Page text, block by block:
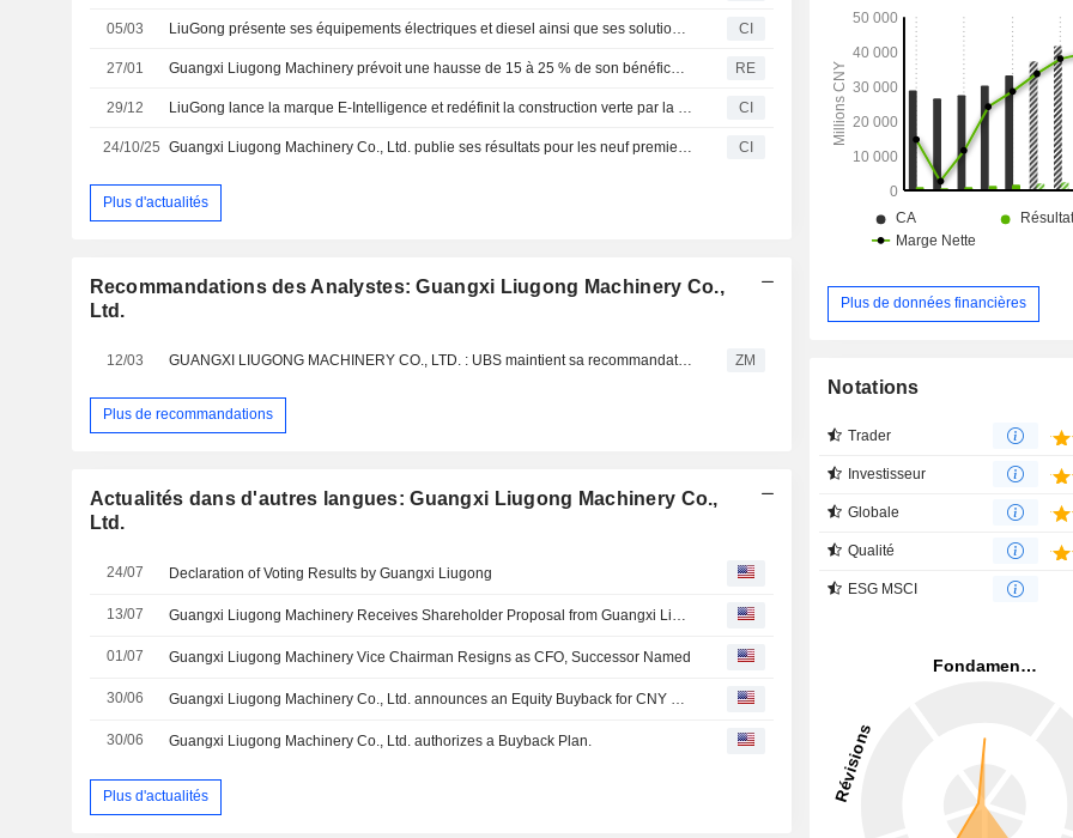
05/03 LiuGong présente ses équipements électriques et diesel ainsi que ses solutions intégrées au Conexpo-Con/Agg 2026 CI
27/01 Guangxi Liugong Machinery prévoit une hausse de 15 à 25 % de son bénéfice net en 2025 RE
29/12 LiuGong lance la marque E-Intelligence et redéfinit la construction verte par la valeur sur l'ensemble du cycle de vie CI
24/10/25 Guangxi Liugong Machinery Co., Ltd. publie ses résultats pour les neuf premiers mois de 2025 CI
Plus d'actualités
Recommandations des Analystes: Guangxi Liugong Machinery Co.,
Ltd.
12/03 ZM
Plus de recommandations
Actualités dans d'autres langues: Guangxi Liugong Machinery Co.,
Ltd.
24/07 Declaration of Voting Results by Guangxi Liugong
13/07
01/07 Guangxi Liugong Machinery Vice Chairman Resigns as CFO, Successor Named
30/06
30/06 Guangxi Liugong Machinery Co., Ltd. authorizes a Buyback Plan.
Plus d'actualités
Plus de données financières
Notations
Trader
Investisseur
Globale
Qualité
ESG MSCI